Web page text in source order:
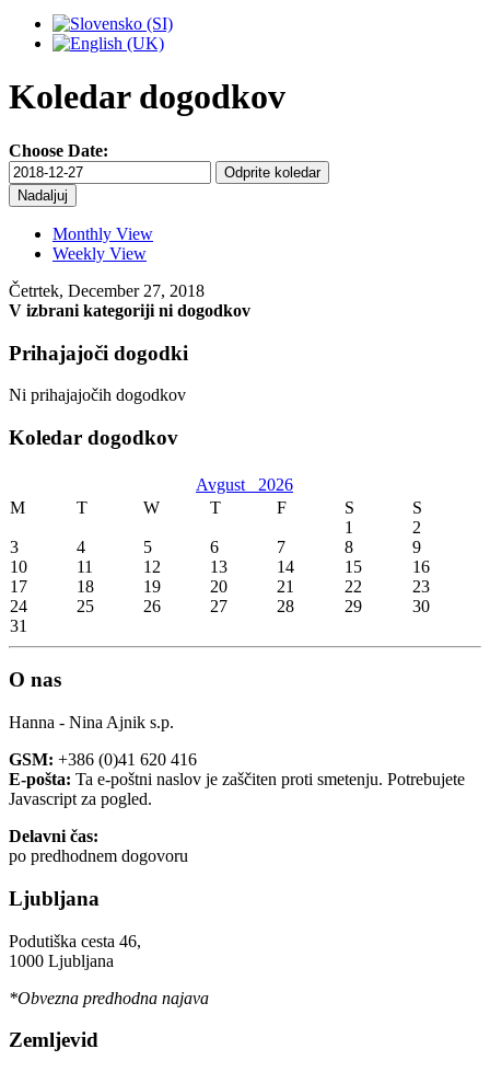
Koledar dogodkov
Choose Date:
Odprite koledar
Monthly View
Weekly View
Četrtek, December 27, 2018
V izbrani kategoriji ni dogodkov
Prihajajoči dogodki
Ni prihajajočih dogodkov
Koledar dogodkov
Avgust 2026
M
T W T F S
S
1
2
3
4 5 6 7 8
9
10
11 12 13 14 15
16
17
18 19 20 21 22
23
24
25 26 27 28 29
30
31
O nas
Hanna - Nina Ajnik s.p.
GSM: +386 (0)41 620 416
E-pošta: Ta e-poštni naslov je zaščiten proti smetenju. Potrebujete
Javascript za pogled.
Delavni čas:
po predhodnem dogovoru
Ljubljana
Podutiška cesta 46,
1000 Ljubljana
*Obvezna predhodna najava
Zemljevid